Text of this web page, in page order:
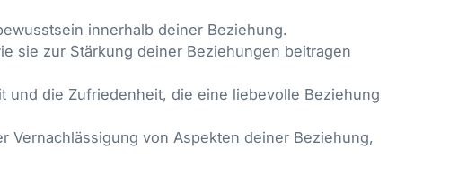
innerhalb deiner Beziehung.
sie zur Stärkung deiner Beziehungen beitragen
und die Zufriedenheit, die eine liebevolle Beziehung
Vernachlässigung von Aspekten deiner Beziehung,